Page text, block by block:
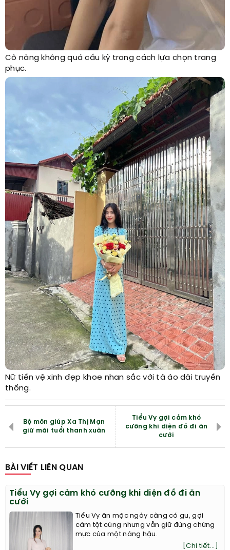
Cô nàng không quá cầu kỳ trong cách lựa chọn trang
phục.
Nữ tiền vệ xinh đẹp khoe nhan sắc với tà áo dài truyền
thống.
Bộ môn giúp Xa Thị Mạn
giữ mãi tuổi thanh xuân
Tiểu Vy gợi cảm khó
cưỡng khi diện đồ đi ăn
cưới
BÀI VIẾT LIÊN QUAN
Tiểu Vy gợi cảm khó cưỡng khi diện đồ đi ăn
cưới
Tiểu Vy ăn mặc ngày càng có gu, gợi
cảm tột cùng nhưng vẫn giữ đúng chừng
mực của một nàng hậu.
[Chi tiết...]